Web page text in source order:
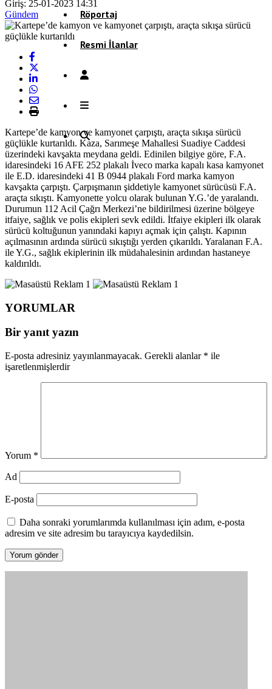
Röportaj
Resmi İlanlar
Giriş: 25-01-2023 14:31
Gündem
Kartepe’de kamyon ve kamyonet çarpıştı, araçta sıkışa sürücü
güçlükle kurtarıldı. Kaza, Sarımeşe Mahallesi Suadiye Caddesi
üzerindeki kavşakta meydana geldi. Edinilen bilgiye göre, F.A.
idaresindeki 16 AFE 252 plakalı İveco marka kapalı kasa kamyonet
ile E.D. idaresindeki 41 B 0944 plakalı Ford marka kamyon
kavşakta çarpıştı. Çarpışmanın şiddetiyle kamyonet sürücüsü F.A.
araçta sıkıştı. Kamyonette yolcu olarak bulunan Y.G.’de yaralandı.
Durumun 112 Acil Çağrı Merkezi’ne bildirilmesi üzerine bölgeye
itfaiye, sağlık ve polis ekipleri sevk edildi. İtfaiye ekipleri ilk olarak
sürücü koltuğunun yanındaki kapıyı açmak için çalıştı. Kapının
açılmasının ardında sürücü sıkıştığı yerden çıkarıldı. Yaralanan F.A.
ile Y.G., sağlık ekiplerinin ilk müdahalesinin ardından hastaneye
kaldırıldı.
YORUMLAR
Bir yanıt yazın
E-posta adresiniz yayınlanmayacak. Gerekli alanlar * ile
işaretlenmişlerdir
Yorum *
Ad
E-posta
Daha sonraki yorumlarımda kullanılması için adım, e-posta
adresim ve site adresim bu tarayıcıya kaydedilsin.